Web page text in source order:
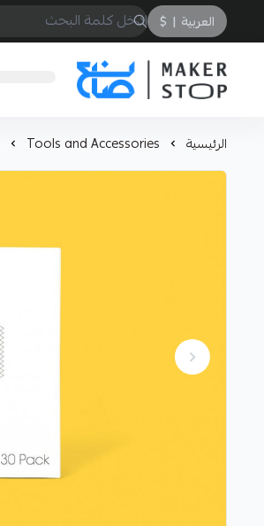
العربية |
$
صانع
الرئيسية Tools and Accessories